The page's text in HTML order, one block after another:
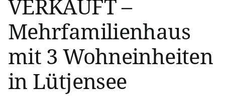
Grundstück
in
Trittau
VERKAUFT –
Mehrfamilienhaus
mit 3 Wohneinheiten
in Lütjensee